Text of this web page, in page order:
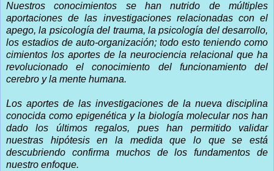
Nuestros conocimientos se han nutrido de múltiples
aportaciones de las investigaciones relacionadas con el
apego, la psicología del trauma, la psicología del desarrollo,
los estadios de auto-organización; todo esto teniendo como
cimientos los aportes de la neurociencia relacional que ha
revolucionado el conocimiento del funcionamiento del
cerebro y la mente humana.
Los aportes de las investigaciones de la nueva disciplina
conocida como epigenética y la biología molecular nos han
dado los últimos regalos, pues han permitido validar
nuestras hipótesis en la medida que lo que se está
descubriendo confirma muchos de los fundamentos de
nuestro enfoque.